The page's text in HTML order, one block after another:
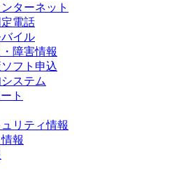
ターネット
電話
イル
障害情報
フト申込
ステム
ト
リティ情報
報